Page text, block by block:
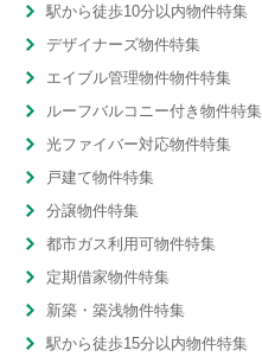
駅から徒歩10分以内物件特集
デザイナーズ物件特集
エイブル管理物件物件特集
ルーフバルコニー付き物件特集
光ファイバー対応物件特集
戸建て物件特集
分譲物件特集
都市ガス利用可物件特集
定期借家物件特集
新築・築浅物件特集
駅から徒歩15分以内物件特集